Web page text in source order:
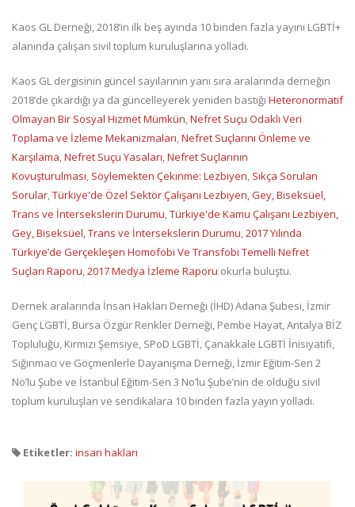
Kaos GL Derneği, 2018’in ilk beş ayında 10 binden fazla yayını LGBTİ+
alanında çalışan sivil toplum kuruluşlarına yolladı.
Kaos GL dergisinin güncel sayılarının yanı sıra aralarında derneğin
2018’de çıkardığı ya da güncelleyerek yeniden bastığı Heteronormatif
Olmayan Bir Sosyal Hizmet Mümkün,Nefret Suçu Odaklı Veri
Toplama ve İzleme Mekanizmaları,Nefret Suçlarını Önleme ve
Karşılama,Nefret Suçu Yasaları,Nefret Suçlarının
Kovuşturulması, Söylemekten Çekinme: Lezbiyen, Sıkça Sorulan
Sorular,Türkiye'de Özel Sektör Çalışanı Lezbiyen, Gey, Biseksüel,
Trans ve İntersekslerin Durumu,Türkiye'de Kamu Çalışanı Lezbiyen,
Gey, Biseksüel, Trans ve İntersekslerin Durumu,2017 Yılında
Türkiye’de Gerçekleşen Homofobi Ve Transfobi Temelli Nefret
Suçları Raporu,2017 Medya İzleme Raporu okurla buluştu.
Dernek aralarında İnsan Hakları Derneği (İHD) Adana Şubesi, İzmir
Genç LGBTİ, Bursa Özgür Renkler Derneği, Pembe Hayat, Antalya BİZ
Topluluğu, Kırmızı Şemsiye, SPoD LGBTİ, Çanakkale LGBTİ İnisiyatifi,
Sığınmacı ve Göçmenlerle Dayanışma Derneği, İzmir Eğitim-Sen 2
No’lu Şube ve İstanbul Eğitim-Sen 3 No’lu Şube’nin de olduğu sivil
toplum kuruluşları ve sendikalara 10 binden fazla yayın yolladı.
Etiketler: insan hakları